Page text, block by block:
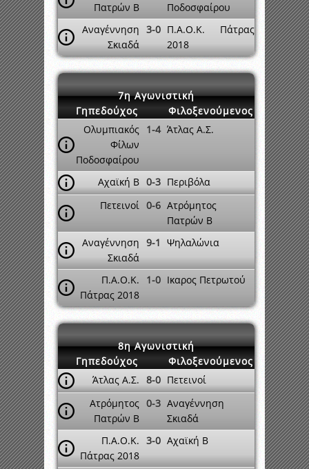
Πατρών Β
Ποδοσφαίρου
Αναγέννηση
Σκιαδά
3-0 Π.Α.Ο.Κ. Πάτρας
2018
7η Αγωνιστική
Γηπεδούχος
Φιλοξενούμενος
Ολυμπιακός
Φίλων
Ποδοσφαίρου
1-4 Άτλας Α.Σ.
Αχαϊκή Β 0-3 Περιβόλα
Πετεινοί 0-6 Ατρόμητος
Πατρών Β
Αναγέννηση
Σκιαδά
9-1 Ψηλαλώνια
Π.Α.Ο.Κ.
Πάτρας 2018
1-0 Ικαρος Πετρωτού
8η Αγωνιστική
Γηπεδούχος
Φιλοξενούμενος
Άτλας Α.Σ. 8-0 Πετεινοί
Ατρόμητος
Πατρών Β
0-3 Αναγέννηση
Σκιαδά
Π.Α.Ο.Κ.
Πάτρας 2018
3-0 Αχαϊκή Β